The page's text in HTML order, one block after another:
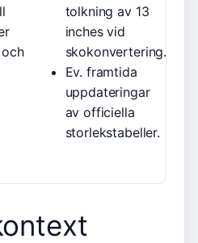
tolkning av 13
inches vid
skokonvertering.
Ev. framtida
uppdateringar
av officiella
storlekstabeller.